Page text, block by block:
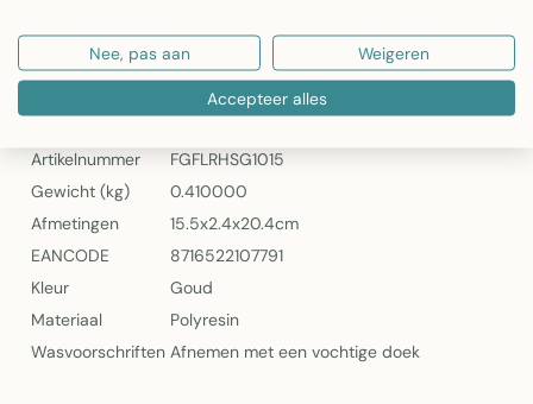
Mars & More Fotolijst Rechthoek Schelp Goud
Artikelnummer
FGFLRHSG1015
Gewicht (kg)
0.410000
Afmetingen
15.5x2.4x20.4cm
EANCODE
8716522107791
Kleur
Goud
Materiaal
Polyresin
Wasvoorschriften Afnemen met een vochtige doek
Nee, pas aan Weigeren
Accepteer alles